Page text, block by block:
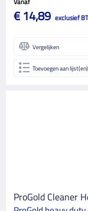
Vanaf
€ 14,89 exclusief
Vergelijken
Toevoegen aan lijst(en)
ProGold Cleaner